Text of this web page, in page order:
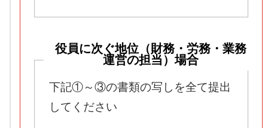
役員に次ぐ地位（財務・労務・業務
運営の担当）場合
下記①～③の書類の写しを全て提出
してください